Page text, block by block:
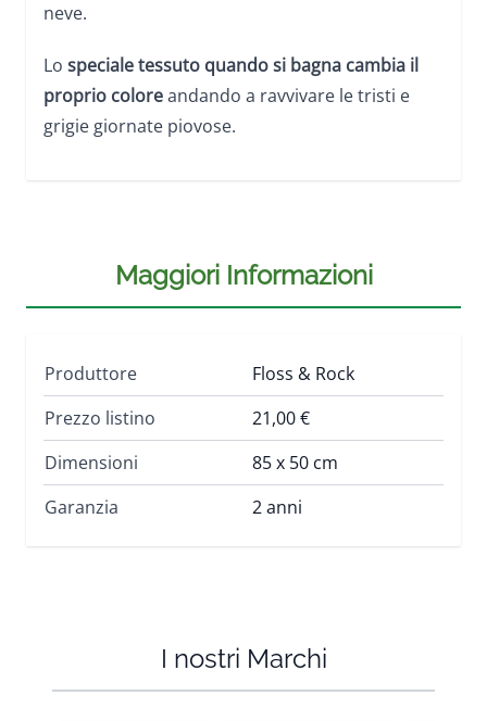
neve.
Lo speciale tessuto quando si bagna cambia il
proprio coloreandando a ravvivare le tristi e
grigie giornate piovose.
Maggiori Informazioni
Produttore
Floss & Rock
Prezzo listino
21,00 €
Dimensioni
85 x 50 cm
Garanzia
2 anni
I nostri Marchi